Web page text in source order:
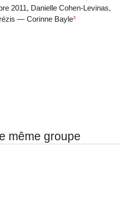
2011, Danielle Cohen-Levinas,
— Corinne Bayle³
même groupe